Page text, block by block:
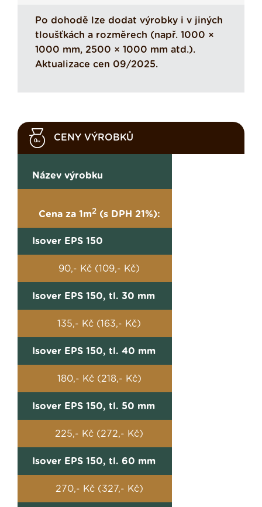
Po dohodě lze dodat výrobky i v jiných
tloušťkách a rozměrech (např. 1000 ×
1000 mm, 2500 × 1000 mm atd.).
Aktualizace cen 09/2025.
CENY VÝROBKŮ
Název výrobku
Cena za 1m2(s DPH 21%):
Isover EPS 150
90,- Kč (109,- Kč)
Isover EPS 150, tl. 30 mm
135,- Kč (163,- Kč)
Isover EPS 150, tl. 40 mm
180,- Kč (218,- Kč)
Isover EPS 150, tl. 50 mm
225,- Kč (272,- Kč)
Isover EPS 150, tl. 60 mm
270,- Kč (327,- Kč)